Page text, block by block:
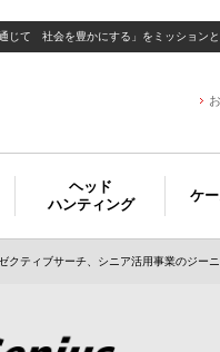
じて 社会を豊かにする」をミッション
ヘッド
ハンティング
ケ
クティブサーチ、シニア活用事業のジー